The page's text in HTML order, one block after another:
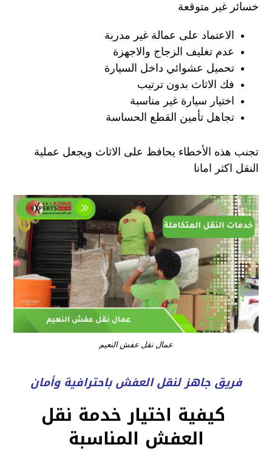
خسائر غير متوقعة
الاعتماد على عمالة غير مدربة
عدم تغليف الزجاج والاجهزة
تحميل عشوائي داخل السيارة
فك الاثاث بدون ترتيب
اختيار سيارة غير مناسبة
تجاهل تأمين القطع الحساسة
تجنب هذه الأخطاء يحافظ على الاثاث ويجعل عملية
النقل اكثر امانا
عمال نقل عفش النعيم
فريق جاهز لنقل العفش باحترافية وأمان
كيفية اختيار خدمة نقل
العفش المناسبة